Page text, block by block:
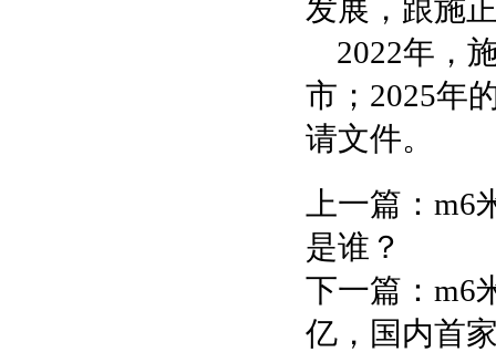
发展，跟施
2022年，
市；2025年
请文件。
上一篇： m6
是谁？
下一篇： m6
亿，国内首